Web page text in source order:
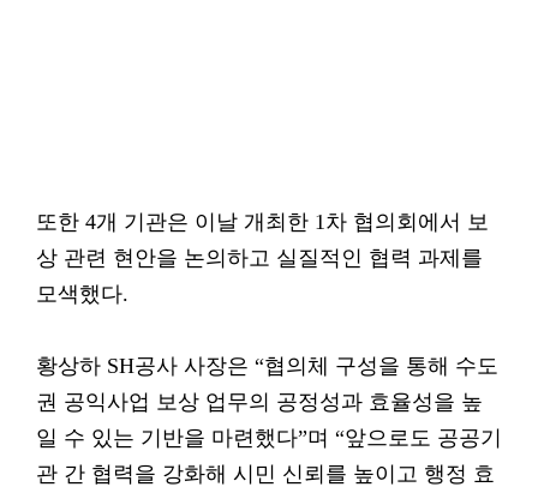
또한 4개 기관은 이날 개최한 1차 협의회에서 보
상 관련 현안을 논의하고 실질적인 협력 과제를
모색했다.
황상하 SH공사 사장은 “협의체 구성을 통해 수도
권 공익사업 보상 업무의 공정성과 효율성을 높
일 수 있는 기반을 마련했다”며 “앞으로도 공공기
관 간 협력을 강화해 시민 신뢰를 높이고 행정 효